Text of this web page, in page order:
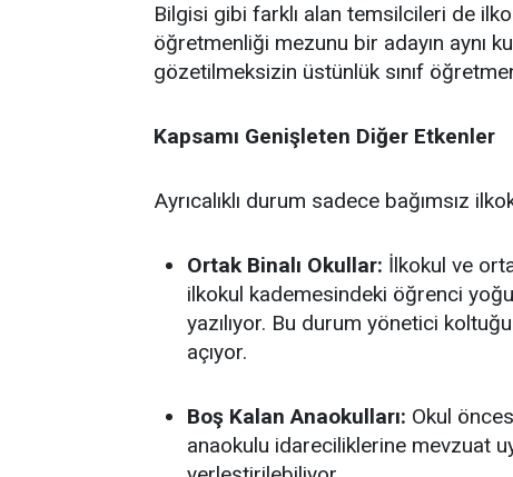
Bilgisi gibi farklı alan temsilcileri de
öğretmenliği mezunu bir adayın aynı
gözetilmeksizin üstünlük sınıf
Kapsamı Genişleten Diğer Etkenler
Ayrıcalıklı durum sadece bağımsız
Ortak Binalı Okullar: İlkokul ve
ilkokul kademesindeki öğrenci
yazılıyor. Bu durum yönetici
açıyor.
Boş Kalan Anaokulları: Okul
anaokulu idareciliklerine mevzuat